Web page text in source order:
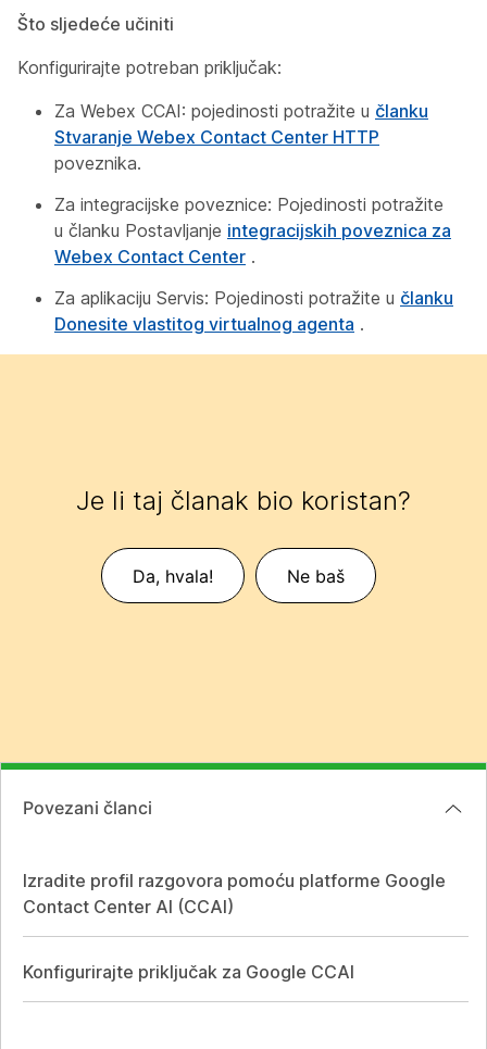
Što sljedeće učiniti
Konfigurirajte potreban priključak:
Za Webex CCAI: pojedinosti potražite u članku
Stvaranje Webex Contact Center HTTP
poveznika.
Za integracijske poveznice: Pojedinosti potražite
u članku Postavljanje integracijskih poveznica za
Webex Contact Center .
Za aplikaciju Servis: Pojedinosti potražite u članku
Donesite vlastitog virtualnog agenta .
Je li taj članak bio koristan?
Da, hvala! Ne baš
Povezani članci
Izradite profil razgovora pomoću platforme Google
Contact Center AI (CCAI)
Konfigurirajte priključak za Google CCAI